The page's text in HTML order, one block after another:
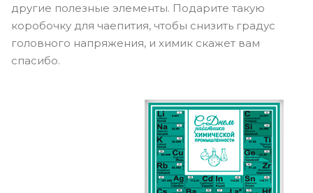
другие полезные элементы. Подарите такую
коробочку для чаепития, чтобы снизить градус
головного напряжения, и химик скажет вам
спасибо.